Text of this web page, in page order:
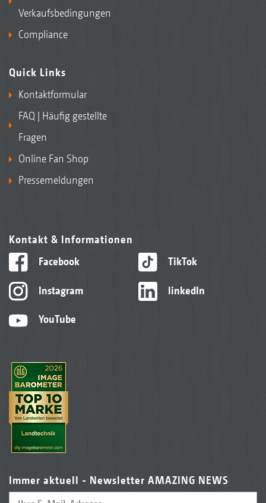
Verkaufsbedingungen
Compliance
Quick Links
Kontaktformular
FAQ | Häufig gestellte
Fragen
Online Fan Shop
Pressemeldungen
Kontakt & Informationen
Facebook
Instagram
YouTube
TikTok
linkedIn
Immer aktuell - Newsletter AMAZING NEWS